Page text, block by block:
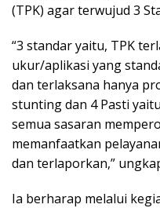
(TPK) agar terwujud 3
“3 standar yaitu, TPK
ukur/aplikasi yang
dan terlaksana hanya
stunting dan 4 Pasti
semua sasaran
memanfaatkan
dan terlaporkan,”
Ia berharap melalui